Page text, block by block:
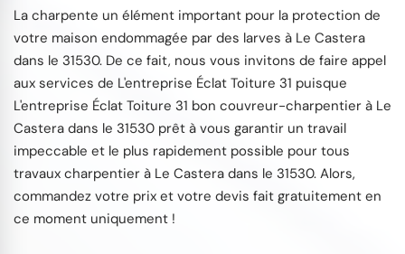
La charpente un élément important pour la protection de
votre maison endommagée par des larves à Le Castera
dans le 31530. De ce fait, nous vous invitons de faire appel
aux services de L'entreprise Éclat Toiture 31 puisque
L'entreprise Éclat Toiture 31 bon couvreur-charpentier à Le
Castera dans le 31530 prêt à vous garantir un travail
impeccable et le plus rapidement possible pour tous
travaux charpentier à Le Castera dans le 31530. Alors,
commandez votre prix et votre devis fait gratuitement en
ce moment uniquement !